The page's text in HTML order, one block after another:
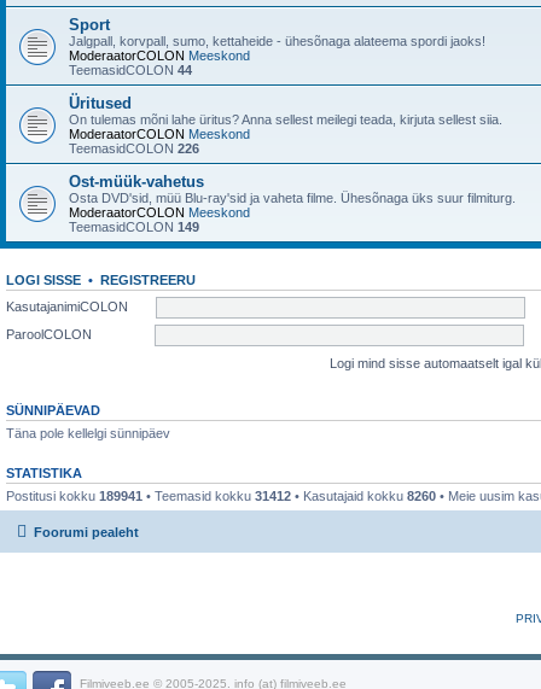
Sport
Jalgpall, korvpall, sumo, kettaheide - ühesõnaga alateema spordi jaoks!
ModeraatorCOLON Meeskond
TeemasidCOLON 44
Üritused
On tulemas mõni lahe üritus? Anna sellest meilegi teada, kirjuta sellest siia.
ModeraatorCOLON Meeskond
TeemasidCOLON 226
Ost-müük-vahetus
Osta DVD'sid, müü Blu-ray'sid ja vaheta filme. Ühesõnaga üks suur filmiturg.
ModeraatorCOLON Meeskond
TeemasidCOLON 149
LOGI SISSE • REGISTREERU
KasutajanimiCOLON
ParoolCOLON
Logi mind sisse automaatselt igal
SÜNNIPÄEVAD
Täna pole kellelgi sünnipäev
STATISTIKA
Postitusi kokku 189941 • Teemasid kokku 31412 • Kasutajaid kokku 8260 • Meie uusim
Foorumi pealeht
Filmiveeb.ee © 2005-2025. info (at) filmiveeb.ee